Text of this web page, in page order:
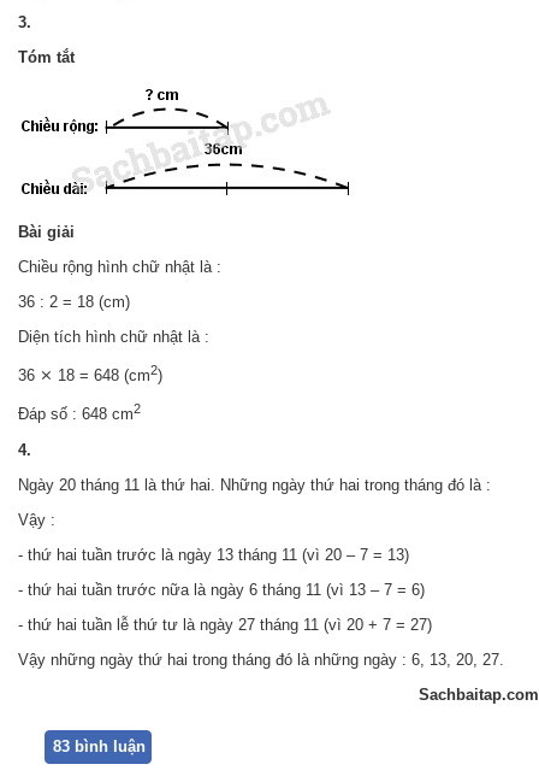
3.
Tóm tắt
Bài giải
Chiều rộng hình chữ nhật là :
36 : 2 = 18 (cm)
Diện tích hình chữ nhật là :
36 ⨯ 18 = 648 (cm2)
Đáp số : 648 cm2
4.
Ngày 20 tháng 11 là thứ hai. Những ngày thứ hai trong tháng đó là :
Vậy :
- thứ hai tuần trước là ngày 13 tháng 11 (vì 20 – 7 = 13)
- thứ hai tuần trước nữa là ngày 6 tháng 11 (vì 13 – 7 = 6)
- thứ hai tuần lễ thứ tư là ngày 27 tháng 11 (vì 20 + 7 = 27)
Vậy những ngày thứ hai trong tháng đó là những ngày : 6, 13, 20, 27.
Sachbaitap.com
83 bình luận